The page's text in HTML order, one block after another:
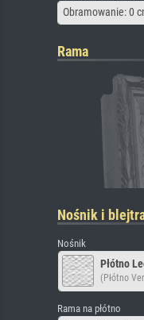
Obramowanie: 0
Rama
Nośnik i
Nośnik
Płótno
(Płótno
Rama na płótno